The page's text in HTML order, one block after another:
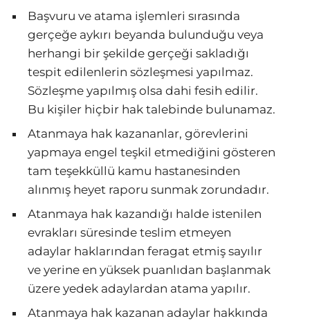
Başvuru ve atama işlemleri sırasında
gerçeğe aykırı beyanda bulunduğu veya
herhangi bir şekilde gerçeği sakladığı
tespit edilenlerin sözleşmesi yapılmaz.
Sözleşme yapılmış olsa dahi fesih edilir.
Bu kişiler hiçbir hak talebinde bulunamaz.
Atanmaya hak kazananlar, görevlerini
yapmaya engel teşkil etmediğini gösteren
tam teşekküllü kamu hastanesinden
alınmış heyet raporu sunmak zorundadır.
Atanmaya hak kazandığı halde istenilen
evrakları süresinde teslim etmeyen
adaylar haklarından feragat etmiş sayılır
ve yerine en yüksek puanlıdan başlanmak
üzere yedek adaylardan atama yapılır.
Atanmaya hak kazanan adaylar hakkında